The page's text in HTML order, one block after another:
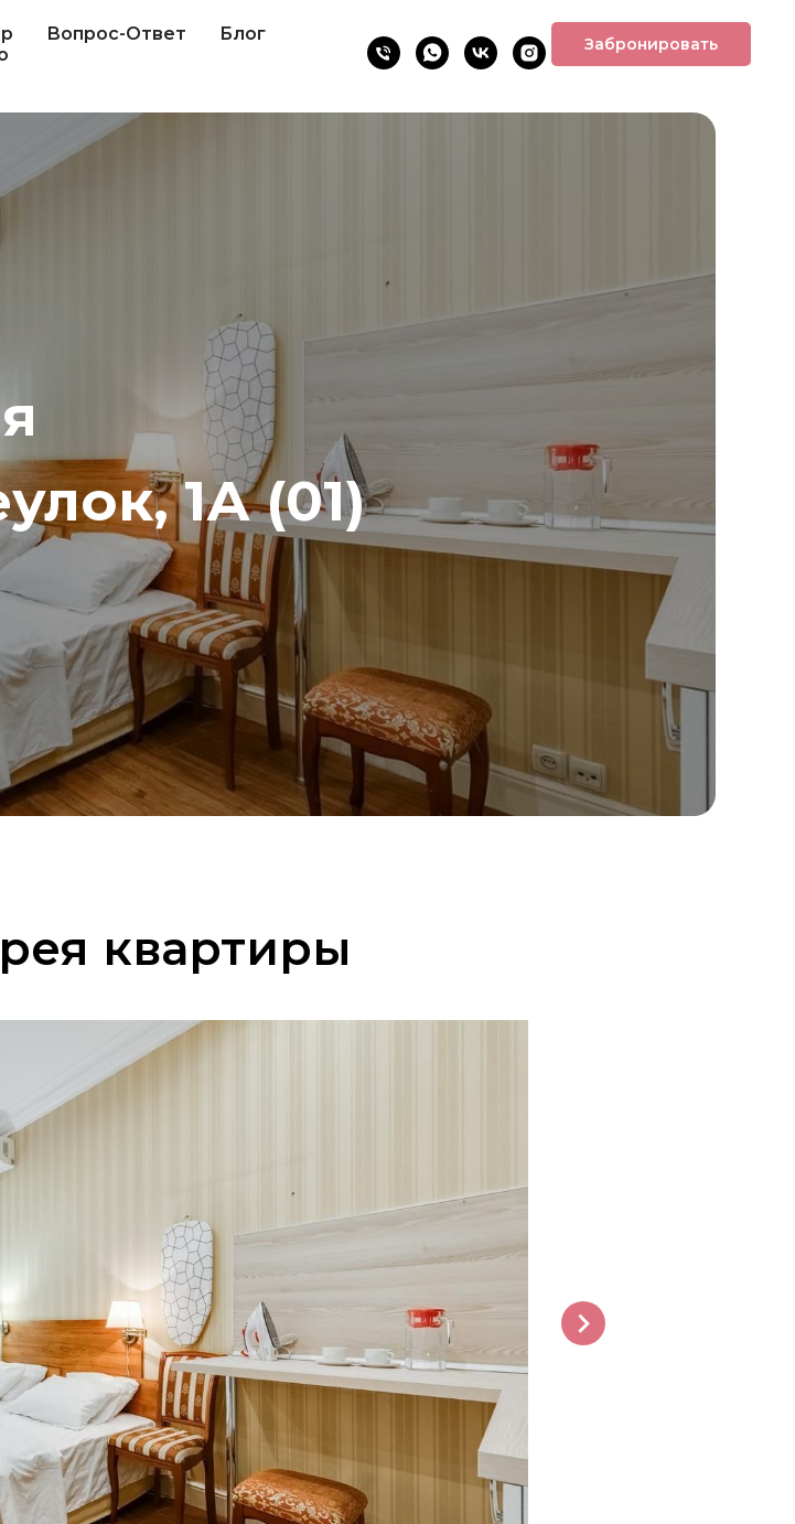
Вопрос-Ответ
Блог
Забронировать
1А (01)
квартиры